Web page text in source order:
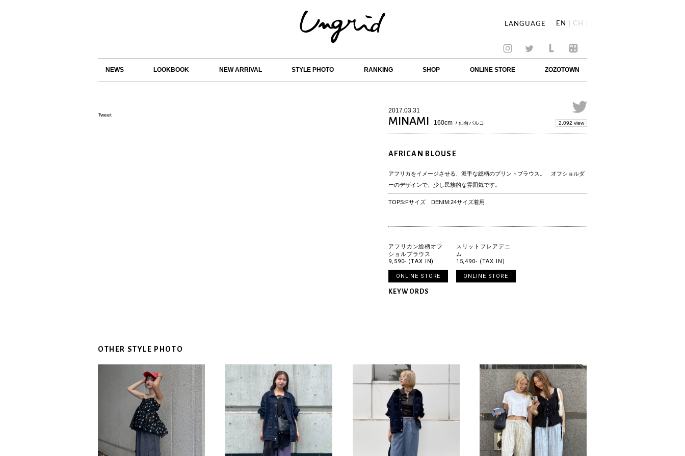
LANGUAGE EN CH
NEWS LOOKBOOK NEW ARRIVAL STYLE PHOTO RANKING SHOP ONLINE STORE ZOZOTOWN
Tweet
2017.03.31
MINAMI 160cm / 仙台パルコ 2,092 view
AFRICAN BLOUSE
アフリカをイメージさせる、派手な総柄のプリントブラウス。 オフショルダ
ーのデザインで、少し民族的な雰囲気です。
TOPS:Fサイズ DENIM:24サイズ着用
アフリカン総柄オフ
ショルブラウス
9,590- (TAX IN)
ONLINE STORE
スリットフレアデニ
ム
15,490- (TAX IN)
ONLINE STORE
KEYWORDS
OTHER STYLE PHOTO